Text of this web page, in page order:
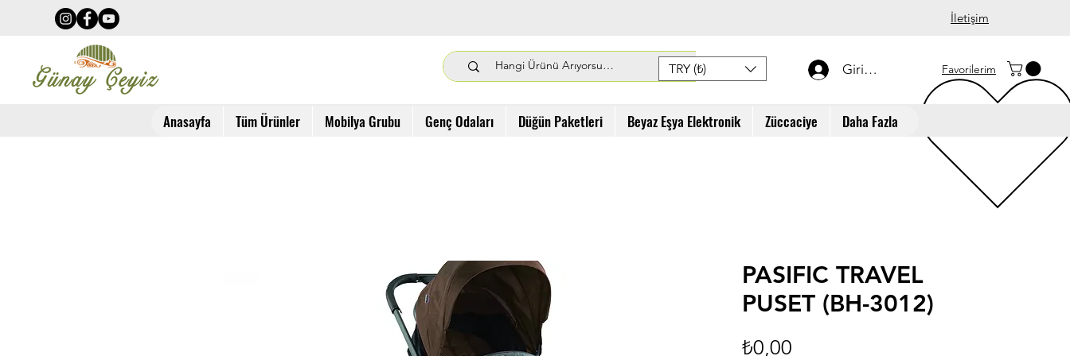
İletişim
TRY (₺) Giriş Yap Favorilerim
Anasayfa Tüm Ürünler Mobilya Grubu Genç Odaları Düğün Paketleri Beyaz Eşya Elektronik Züccaciye Daha Fazla
PASIFIC TRAVEL
PUSET (BH-3012)
₺0,00